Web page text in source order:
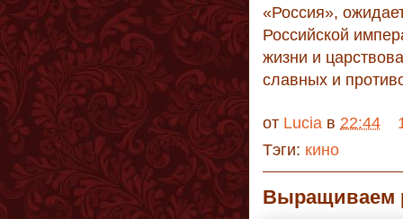
«Россия»,
Российской
жизни и
славных и
от Lucia в 22:44
Тэги: кино
Выращиваем